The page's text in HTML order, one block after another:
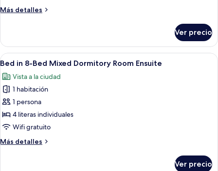
Bed
Ensuite
Más detalles
Más
in
10-
Bed
Dorm
Ensuite
Ver precio
Abrir
todas
las
fotos
de
Bed
in
Bed
Un dormitorio con literas, un
6
Bed in 8-Bed Mixed Dormitory Room Ensuite
Vista a la ciudad
1 habitación
1 persona
4 literas individuales
Wifi gratuito
Más detalles
Más
Ver precio